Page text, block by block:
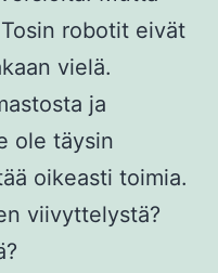
robotit eivät
vielä.
ja
ole täysin
oikeasti toimia.
viivyttelystä?